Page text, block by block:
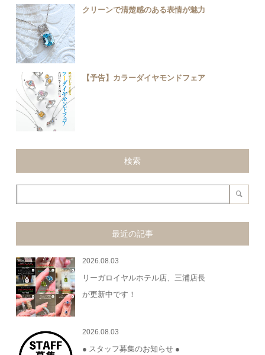
クリーンで清楚感のある表情が魅力
【予告】カラーダイヤモンドフェア
検索
最近の記事
2026.08.03
リーガロイヤルホテル店、三浦店長
が更新中です！
2026.08.03
● スタッフ募集のお知らせ ●